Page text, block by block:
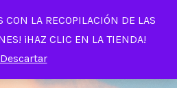
CON LA RECOPILACIÓN DE LAS
¡HAZ CLIC EN LA TIENDA!
Descartar